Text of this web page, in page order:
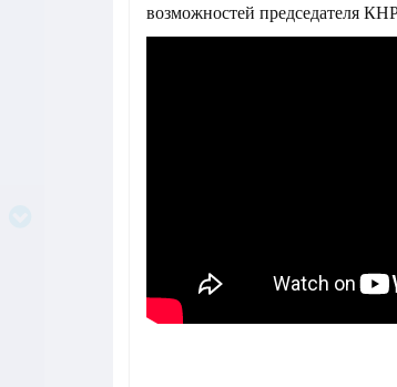
возможностей председателя